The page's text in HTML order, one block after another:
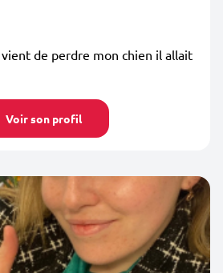
de perdre mon chien il allait
Voir son profil